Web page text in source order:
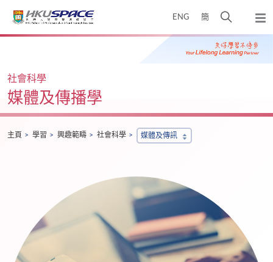
ENG 簡
開
搜
尋
彈
出
主
Main
社會科學
媒體及傳播學
主頁 學習 興趣範疇 社會科學 媒體及傳訊